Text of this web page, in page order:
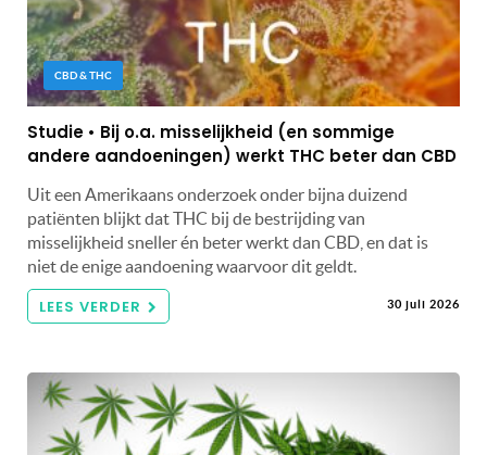
CBD & THC
Studie • Bij o.a. misselijkheid (en sommige
andere aandoeningen) werkt THC beter dan CBD
Uit een Amerikaans onderzoek onder bijna duizend
patiënten blijkt dat THC bij de bestrijding van
misselijkheid sneller én beter werkt dan CBD, en dat is
niet de enige aandoening waarvoor dit geldt.
LEES VERDER 30 juli 2026